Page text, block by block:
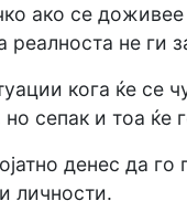
ако се
реалноста не ги
кога ќе се
но сепак и тоа ќе
денес да
личности.